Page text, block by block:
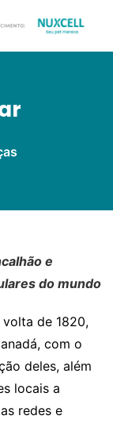
e
do mundo
de 1820,
com o
deles, além
locais a
redes e